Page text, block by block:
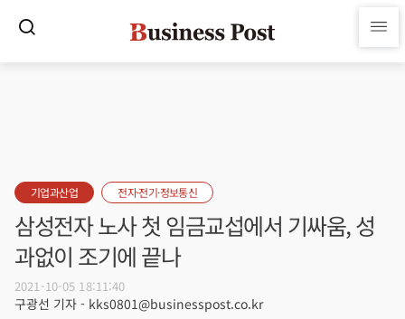
기업과산업 전자·전기·정보통신
삼성전자 노사 첫 임금교섭에서 기싸움, 성
과없이 조기에 끝나
2021-10-05 18:11:40
구광선 기자 - kks0801@businesspost.co.kr